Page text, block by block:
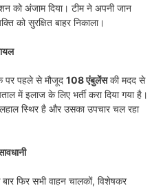
को अंजाम दिया। टीम ने अपनी जान
को सुरक्षित बाहर निकाला।
पर पहले से मौजूद 108 एंबुलेंसकी मदद से
में इलाज के लिए भर्ती करा दिया गया है।
स्थिर है और उसका उपचार चल रहा
फिर सभी वाहन चालकों, विशेषकर